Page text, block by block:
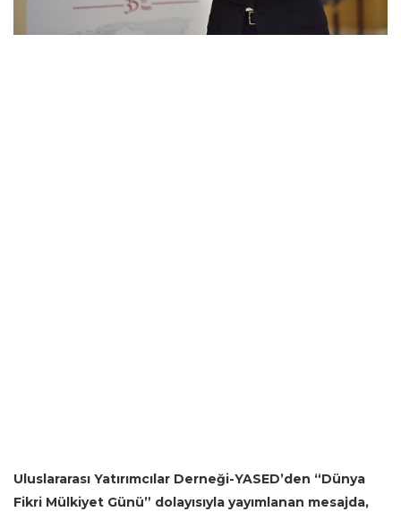
Uluslararası Yatırımcılar Derneği-YASED’den “Dünya
Fikri Mülkiyet Günü” dolayısıyla yayımlanan mesajda,